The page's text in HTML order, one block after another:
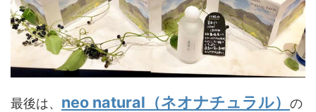
最後は、 neo natural（ネオナチュラル）
の